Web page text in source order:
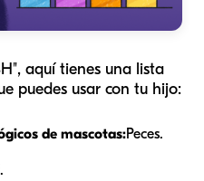
aquí tienes una lista
puedes usar con tu hijo:
de mascotas:Peces.